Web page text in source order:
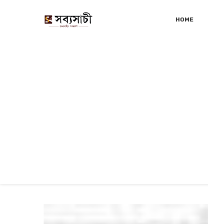
HOME